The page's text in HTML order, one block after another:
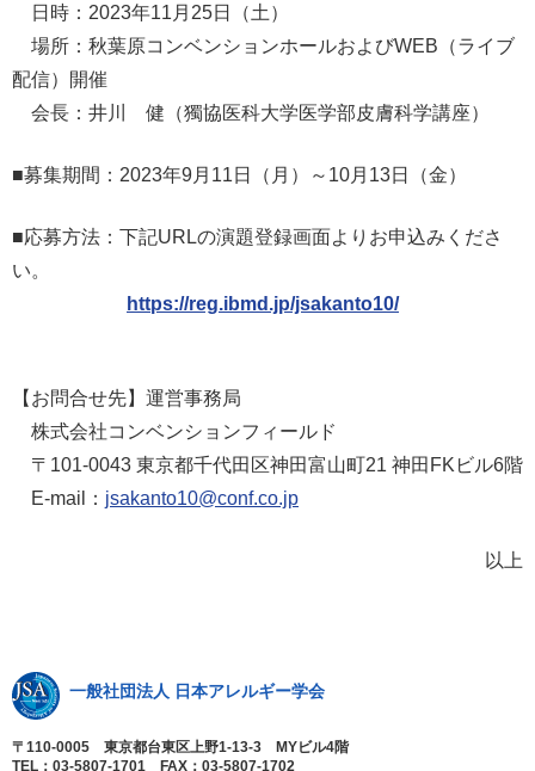
日時：2023年11月25日（土）
場所：秋葉原コンベンションホールおよびWEB（ライブ
配信）開催
会長：井川 健（獨協医科大学医学部皮膚科学講座）
■募集期間：2023年9月11日（月）～10月13日（金）
■応募方法：下記URLの演題登録画面よりお申込みくださ
い。
https://reg.ibmd.jp/jsakanto10/
【お問合せ先】運営事務局
株式会社コンベンションフィールド
〒101-0043 東京都千代田区神田富山町21 神田FKビル6階
E-mail： jsakanto10@conf.co.jp
以上
一般社団法人 日本アレルギー学会
〒110-0005 東京都台東区上野1-13-3 MYビル4階
TEL：03-5807-1701 FAX：03-5807-1702